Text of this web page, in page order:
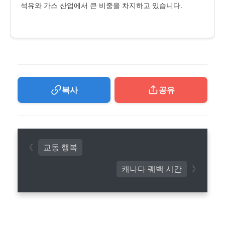
석유와 가스 산업에서 큰 비중을 차지하고 있습니다.
복사 공유
캐나다 퀘백 시간
교동 행복